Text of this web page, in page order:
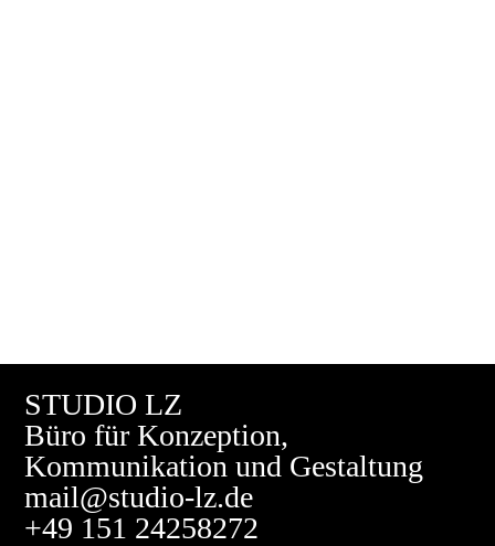
STUDIO LZ
Büro fürKonzeption,
Kommunikation und Gestaltung
mail@studio-lz.de
+49 151 24258272